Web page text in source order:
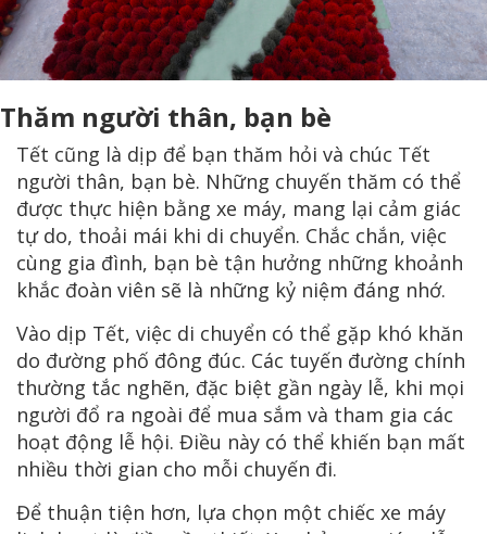
Thăm người thân, bạn bè
Tết cũng là dịp để bạn thăm hỏi và chúc Tết
người thân, bạn bè. Những chuyến thăm có thể
được thực hiện bằng xe máy, mang lại cảm giác
tự do, thoải mái khi di chuyển. Chắc chắn, việc
cùng gia đình, bạn bè tận hưởng những khoảnh
khắc đoàn viên sẽ là những kỷ niệm đáng nhớ.
Vào dịp Tết, việc di chuyển có thể gặp khó khăn
do đường phố đông đúc. Các tuyến đường chính
thường tắc nghẽn, đặc biệt gần ngày lễ, khi mọi
người đổ ra ngoài để mua sắm và tham gia các
hoạt động lễ hội. Điều này có thể khiến bạn mất
nhiều thời gian cho mỗi chuyến đi.
Để thuận tiện hơn, lựa chọn một chiếc xe máy